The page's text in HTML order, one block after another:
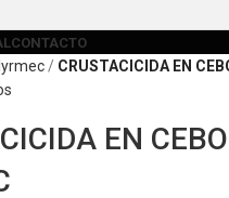
CONTACTO
CRUSTACICIDA EN
EN